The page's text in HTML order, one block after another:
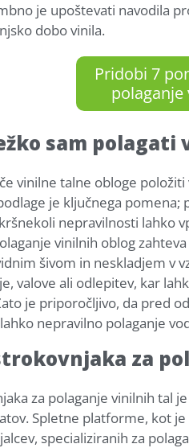
je upoštevati navodila
dobo vinila.
Pridobi 7
polaganje
sam polagati
vinilne talne obloge
je ključnega
nepravilnosti lahko
vinilnih oblog
šivom in neskladjem v
valove ali odlepitev, kar
je priporočljivo, da pred
nepravilno polaganje
za
za polaganje vinilnih tal
Spletne platforme, kot je
specializiranih za